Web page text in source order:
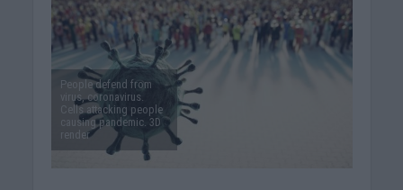
People defend from
virus, coronavirus.
Cells attacking people
causing pandemic. 3D
render